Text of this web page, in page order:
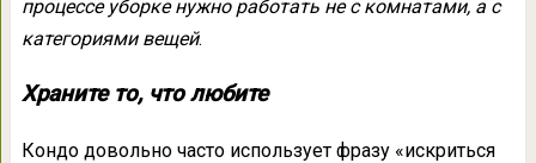
процессе уборке нужно работать не с комнатами, а с
категориями вещей.
Храните то, что любите
Кондо довольно часто использует фразу «искриться